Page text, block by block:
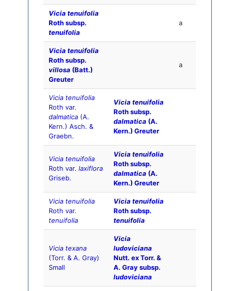
Vicia tenuifolia
Roth subsp.
tenuifolia
a
Vicia tenuifolia
Roth subsp.
villosa (Batt.)
Greuter
a
Vicia tenuifolia
Roth var.
dalmatica (A.
Kern.) Asch. &
Graebn.
Vicia tenuifolia
Roth subsp.
dalmatica (A.
Kern.) Greuter
Vicia tenuifolia
Roth var. laxiflora
Griseb.
Vicia tenuifolia
Roth subsp.
dalmatica (A.
Kern.) Greuter
Vicia tenuifolia
Roth var.
tenuifolia
Vicia tenuifolia
Roth subsp.
tenuifolia
Vicia texana
(Torr. & A. Gray)
Small
Vicia
ludoviciana
Nutt. ex Torr. &
A. Gray subsp.
ludoviciana